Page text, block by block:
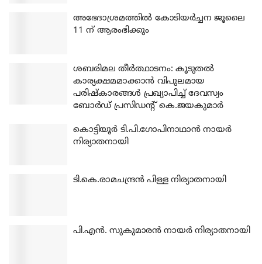
അഭേദാശ്രമത്തില്‍ കോടിയര്‍ച്ചന ജൂലൈ
11 ന് ആരംഭിക്കും
ശബരിമല തീര്‍ത്ഥാടനം: കൂടുതല്‍
കാര്യക്ഷമമാക്കാന്‍ വിപുലമായ
പരിഷ്‌കാരങ്ങള്‍ പ്രഖ്യാപിച്ച് ദേവസ്വം
ബോര്‍ഡ് പ്രസിഡന്റ് കെ.ജയകുമാര്‍
കൊട്ടിയൂര്‍ ടി.പി.ഗോപിനാഥാന്‍ നായര്‍
നിര്യാതനായി
ടി.കെ.രാമചന്ദ്രന്‍ പിള്ള നിര്യാതനായി
പി.എന്‍. സുകുമാരന്‍ നായര്‍ നിര്യാതനായി